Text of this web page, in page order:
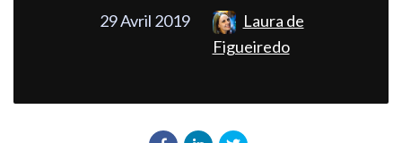
29 Avril 2019
Laura de
Figueiredo